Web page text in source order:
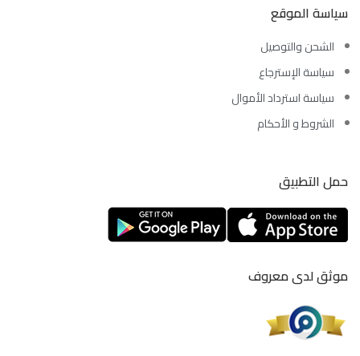
سياسة الموقع
الشحن والتوصيل
سياسة الإسترجاع
سياسة استرداد الأموال
الشروط و الأحكام
حمل التطبيق
موثق لدى معروف